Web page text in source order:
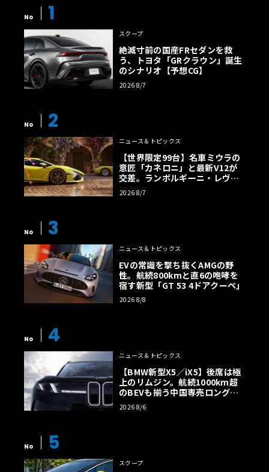
No 1
スクープ
絶滅寸前の国産FRセダンを救
う、トヨタ「GRクラウン」誕生
のシナリオ【予想CG】
2026 8/7
No 2
ニュース＆トピックス
【世界限定99台】名車ミウラの
意匠「カネロニ」と最新V12が
交差。ランボルギーニ・レヴエ
ルトに60周年記念車が登場
2026 8/7
No 3
ニュース＆トピックス
EVの常識を撃ち抜くAMGの野
性。航続800kmと直6の咆哮を
宿す新型「GT 53 4ドアクーペ」
2026 8/8
No 4
ニュース＆トピックス
【BMW新型X5／iX5】後席は極
上のリムジン。航続1000km超
のBEVも揃う中国専売ロング仕
様の全貌
2026 8/6
No 5
スクープ